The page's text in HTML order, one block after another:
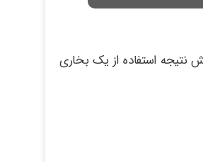
نتیجه استفاده از یک بخاری